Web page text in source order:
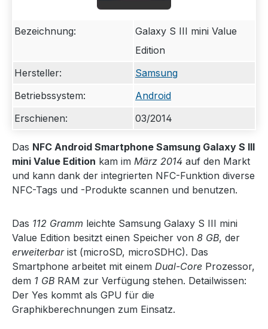
Bezeichnung:
Galaxy S III mini Value
Edition
Hersteller:
Samsung
Betriebssystem:
Android
Erschienen:
03/2014
Das NFC Android Smartphone Samsung Galaxy S III
mini Value Edition kam im März 2014 auf den Markt
und kann dank der integrierten NFC-Funktion diverse
NFC-Tags und -Produkte scannen und benutzen.
Das 112 Gramm leichte Samsung Galaxy S III mini
Value Edition besitzt einen Speicher von 8 GB, der
erweiterbarist (microSD, microSDHC). Das
Smartphone arbeitet mit einem Dual-Core Prozessor,
dem 1 GB RAM zur Verfügung stehen. Detailwissen:
Der Yes kommt als GPU für die
Graphikberechnungen zum Einsatz.